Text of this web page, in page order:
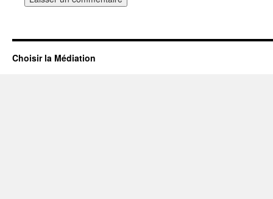
Choisir la Médiation